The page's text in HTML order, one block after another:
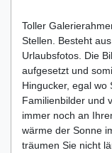
Toller
Stellen. Besteht
Urlaubsfotos. Die
aufgesetzt und
Hingucker, egal wo
Familienbilder und
immer noch an
wärme der Sonne
träumen Sie nicht